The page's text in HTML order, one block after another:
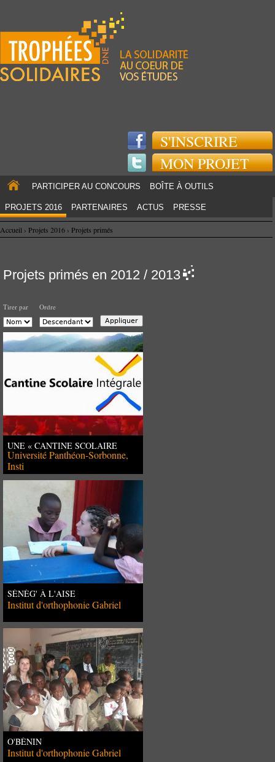
S'INSCRIRE
MON PROJET
PARTICIPER AU CONCOURS BOÎTE À OUTILS
PROJETS 2016 PARTENAIRES ACTUS PRESSE
Accueil › Projets 2016 › Projets primés
Projets primés en 2012 / 2013
Tirer par Ordre
UNE « CANTINE SCOLAIRE
INTÉGRALE » AU HONDURAS
Université Panthéon-Sorbonne,
Insti
SÉNÉG' À L'AISE
Institut d'orthophonie Gabriel
O'BÉNIN
Institut d'orthophonie Gabriel